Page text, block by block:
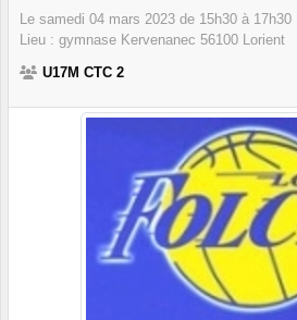
Le samedi 04 mars 2023 de 15h30 à 17h30
Lieu : gymnase Kervenanec 56100 Lorient
U17M CTC 2